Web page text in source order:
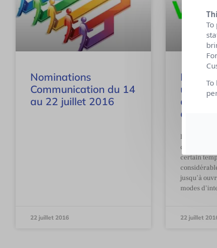
Nominations
Communication du 14
au 22 juillet 2016
22 juillet 2016
Les
une
du
dans notre
certain
jusqu’à
modes
22 juillet
To
To